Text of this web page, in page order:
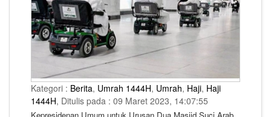
Kategori : Berita, Umrah 1444H, Umrah, Haji, Haji
1444H, Ditulis pada : 09 Maret 2023, 14:07:55